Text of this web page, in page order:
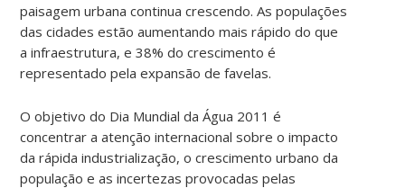
paisagem urbana continua crescendo. As populações
das cidades estão aumentando mais rápido do que
a infraestrutura, e 38% do crescimento é
representado pela expansão de favelas.
O objetivo do Dia Mundial da Água 2011 é
concentrar a atenção internacional sobre o impacto
da rápida industrialização, o crescimento urbano da
população e as incertezas provocadas pelas